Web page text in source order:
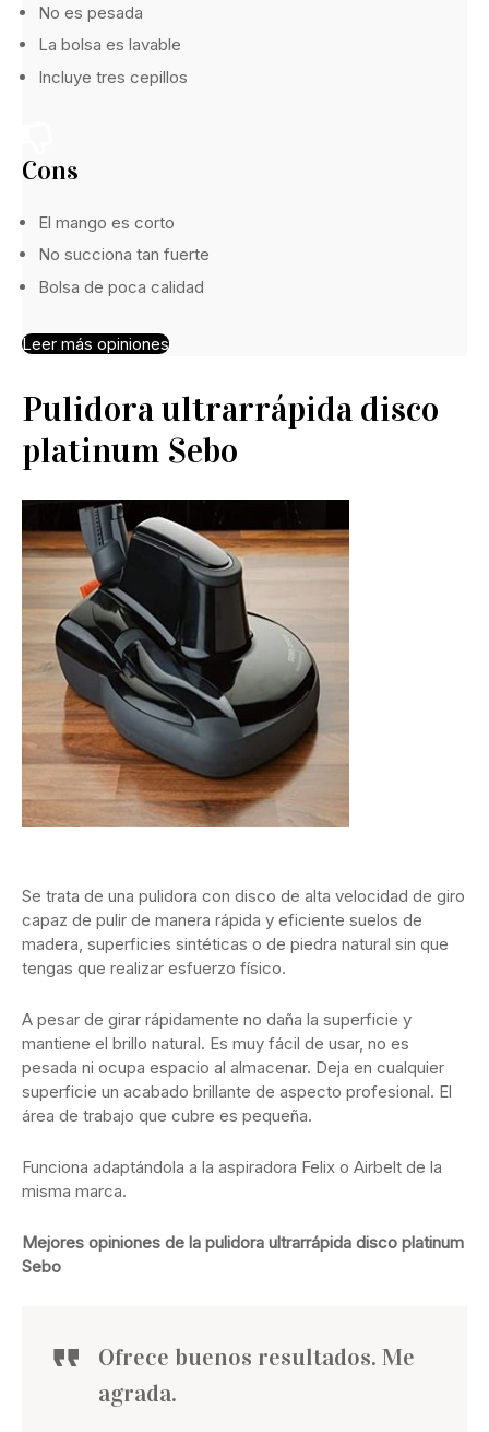
No es pesada
La bolsa es lavable
Incluye tres cepillos
Cons
El mango es corto
No succiona tan fuerte
Bolsa de poca calidad
Leer más opiniones
Pulidora ultrarrápida disco
platinum Sebo
Se trata de una pulidora con disco de alta velocidad de giro
capaz de pulir de manera rápida y eficiente suelos de
madera, superficies sintéticas o de piedra natural sin que
tengas que realizar esfuerzo físico.
A pesar de girar rápidamente no daña la superficie y
mantiene el brillo natural. Es muy fácil de usar, no es
pesada ni ocupa espacio al almacenar. Deja en cualquier
superficie un acabado brillante de aspecto profesional. El
área de trabajo que cubre es pequeña.
Funciona adaptándola a la aspiradora Felix o Airbelt de la
misma marca.
Mejores opiniones de la pulidora ultrarrápida disco platinum
Sebo
Ofrece buenos resultados. Me
agrada.